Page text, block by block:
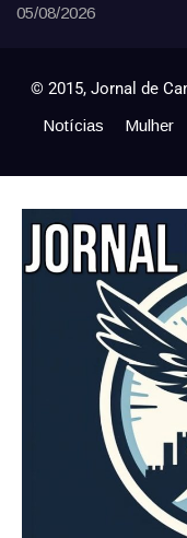
05/08/2026
© 2015, Jornal de
Notícias Mulher